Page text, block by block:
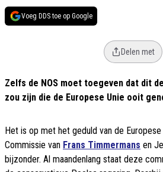
Voeg DDS toe op Google
Delen met
Zelfs de NOS moet toegeven dat dit
zou zijn die de Europese Unie ooit
Het is op met het geduld van de
Commissie van Frans Timmermans en
bijzonder. Al maandenlang staat deze